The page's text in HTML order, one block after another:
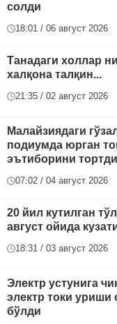
солди
18:01 / 06 август 2026
Танадаги холлар
халқона талқин...
21:35 / 02 август 2026
Малайзиядаги
подиумда юрган
эътиборини тортди
07:02 / 04 август 2026
20 йил кутилган
август ойида
18:31 / 03 август 2026
Электр устунига
электр токи уриши
бўлди